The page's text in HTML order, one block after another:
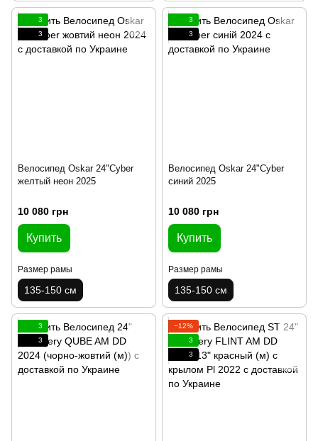
3
3
Велосипед Oskar 24"Cyber
желтый неон 2025
10 080 грн
Купить
Размер рамы
135-150 см
3
3
Велосипед Oskar 24"Cyber
синий 2025
10 080 грн
Купить
Размер рамы
135-150 см
3
3
−12%
3
3